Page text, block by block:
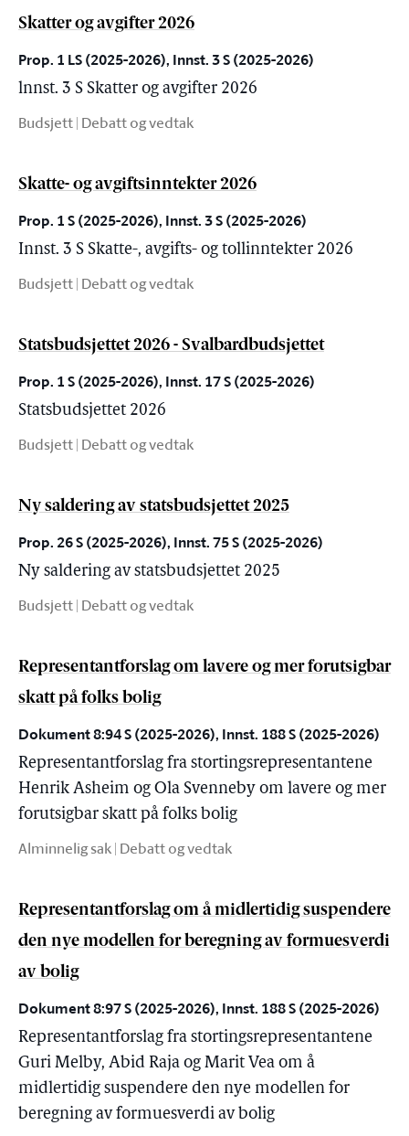
Skatter og avgifter 2026
Prop. 1 LS (2025-2026), Innst. 3 S (2025-2026)
lnnst. 3 S Skatter og avgifter 2026
Budsjett | Debatt og vedtak
Skatte- og avgiftsinntekter 2026
Prop. 1 S (2025-2026), Innst. 3 S (2025-2026)
Innst. 3 S Skatte-, avgifts- og tollinntekter 2026
Budsjett | Debatt og vedtak
Statsbudsjettet 2026 - Svalbardbudsjettet
Prop. 1 S (2025-2026), Innst. 17 S (2025-2026)
Statsbudsjettet 2026
Budsjett | Debatt og vedtak
Ny saldering av statsbudsjettet 2025
Prop. 26 S (2025-2026), Innst. 75 S (2025-2026)
Ny saldering av statsbudsjettet 2025
Budsjett | Debatt og vedtak
Representantforslag om lavere og mer forutsigbar
skatt på folks bolig
Dokument 8:94 S (2025-2026), Innst. 188 S (2025-2026)
Representantforslag fra stortingsrepresentantene
Henrik Asheim og Ola Svenneby om lavere og mer
forutsigbar skatt på folks bolig
Alminnelig sak | Debatt og vedtak
Representantforslag om å midlertidig suspendere
den nye modellen for beregning av formuesverdi
av bolig
Dokument 8:97 S (2025-2026), Innst. 188 S (2025-2026)
Representantforslag fra stortingsrepresentantene
Guri Melby, Abid Raja og Marit Vea om å
midlertidig suspendere den nye modellen for
beregning av formuesverdi av bolig